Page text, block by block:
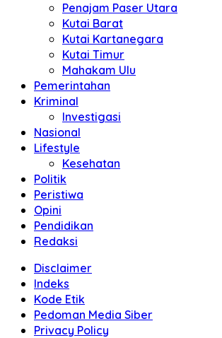
Penajam Paser Utara
Kutai Barat
Kutai Kartanegara
Kutai Timur
Mahakam Ulu
Pemerintahan
Kriminal
Investigasi
Nasional
Lifestyle
Kesehatan
Politik
Peristiwa
Opini
Pendidikan
Redaksi
Disclaimer
Indeks
Kode Etik
Pedoman Media Siber
Privacy Policy